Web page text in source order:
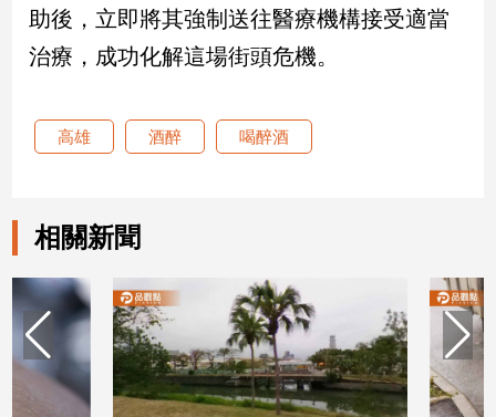
區
台
灣
台
灣
觀
點
助後，立即將其強制送往醫療機構接受適當
治療，成功化解這場街頭危機。
高雄 酒醉 喝醉酒
相關新聞